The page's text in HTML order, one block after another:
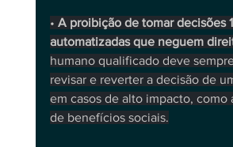
• A proibição de tomar decisões
automatizadas que neguem
humano qualificado deve
revisar e reverter a decisão de
em casos de alto impacto, como
de benefícios sociais.